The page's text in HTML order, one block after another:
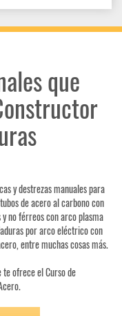
que
y destrezas manuales para
de acero al carbono con
no férreos con arco plasma
por arco eléctrico con
entre muchas cosas más.
te ofrece el Curso de